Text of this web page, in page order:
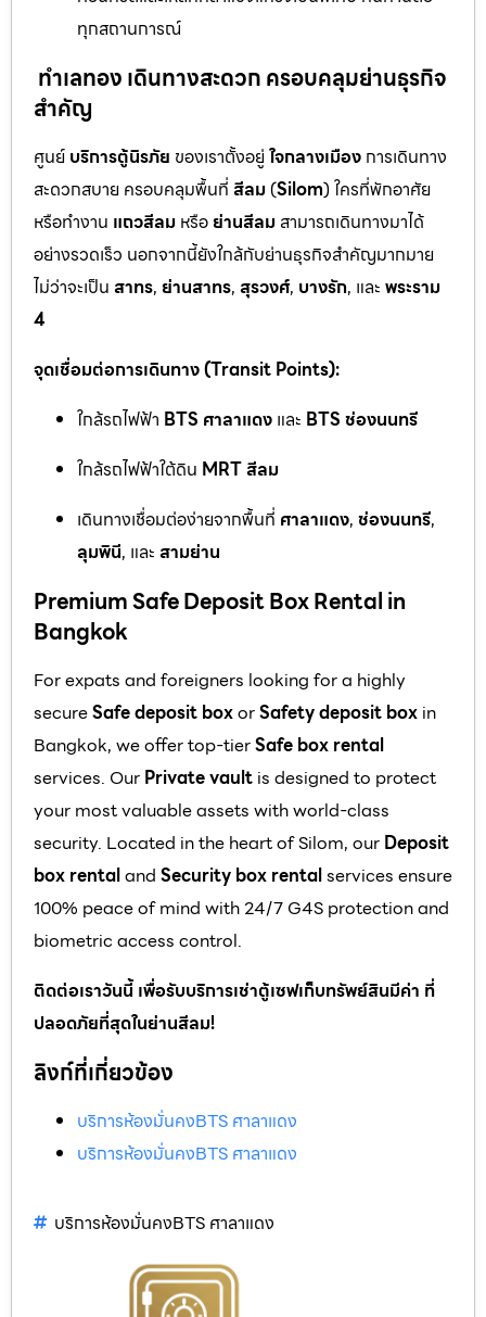
ทุกสถานการณ์
ทำเลทอง เดินทางสะดวก ครอบคลุมย่านธุรกิจ
สำคัญ
ศูนย์ บริการตู้นิรภัย ของเราตั้งอยู่ ใจกลางเมือง การเดินทาง
สะดวกสบาย ครอบคลุมพื้นที่ สีลม(Silom) ใครที่พักอาศัย
หรือทำงาน แถวสีลม หรือย่านสีลม สามารถเดินทางมาได้
อย่างรวดเร็ว นอกจากนี้ยังใกล้กับย่านธุรกิจสำคัญมากมาย
ไม่ว่าจะเป็น สาทร, ย่านสาทร, สุรวงศ์, บางรัก, และ พระราม
4
จุดเชื่อมต่อการเดินทาง (Transit Points):
ใกล้รถไฟฟ้า BTS ศาลาแดง และ BTS ช่องนนทรี
ใกล้รถไฟฟ้าใต้ดิน MRT สีลม
เดินทางเชื่อมต่อง่ายจากพื้นที่ ศาลาแดง, ช่องนนทรี,
ลุมพินี, และ สามย่าน
Premium Safe Deposit Box Rental in
Bangkok
For expats and foreigners looking for a highly
secureSafe deposit boxorSafety deposit box in
Bangkok, we offer top-tierSafe box rental
services. Our Private vault is designed to protect
your most valuable assets with world-class
security. Located in the heart of Silom, our Deposit
box rentaland Security box rentalservices ensure
100% peace of mind with 24/7 G4S protection and
biometric access control.
ติดต่อเราวันนี้ เพื่อรับบริการเช่าตู้เซฟเก็บทรัพย์สินมีค่า ที่
ปลอดภัยที่สุดในย่านสีลม!
ลิงก์ที่เกี่ยวข้อง
บริการห้องมั่นคงBTS ศาลาแดง
บริการห้องมั่นคงBTS ศาลาแดง
บริการห้องมั่นคงBTS ศาลาแดง